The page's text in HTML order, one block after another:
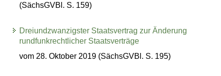
(SächsGVBl. S. 159)
Dreiundzwanzigster Staatsvertrag zur Änderung
rundfunkrechtlicher Staatsverträge
vom 28. Oktober 2019 (SächsGVBl. S. 195)